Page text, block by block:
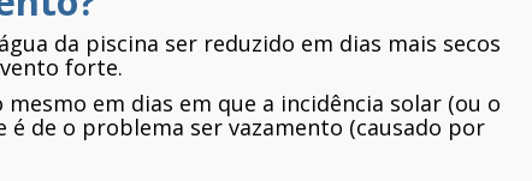
da piscina ser reduzido em dias mais secos
forte.
em dias em que a incidência solar (ou o
de o problema ser vazamento (causado por